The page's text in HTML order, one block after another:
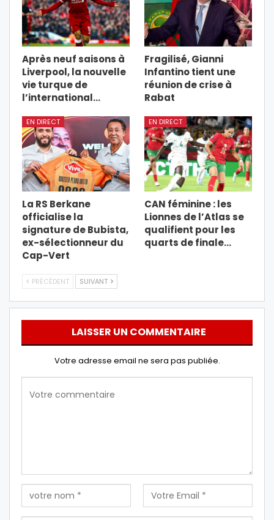
Après neuf saisons à
Liverpool, la nouvelle
vie turque de
l’international…
Fragilisé, Gianni
Infantino tient une
réunion de crise à
Rabat
EN DIRECT
La RS Berkane
officialise la
signature de Bubista,
ex-sélectionneur du
Cap-Vert
EN DIRECT
CAN féminine : les
Lionnes de l’Atlas se
qualifient pour les
quarts de finale…
PRÉCÉDENT SUIVANT
LAISSER UN COMMENTAIRE
Votre adresse email ne sera pas publiée.